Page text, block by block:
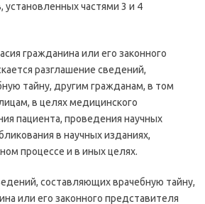
установленных частями 3 и 4
гражданина или его законного
разглашение сведений,
тайну, другим гражданам, в том
в целях медицинского
пациента, проведения научных
в научных изданиях,
процессе и в иных целях.
составляющих врачебную тайну,
или его законного представителя